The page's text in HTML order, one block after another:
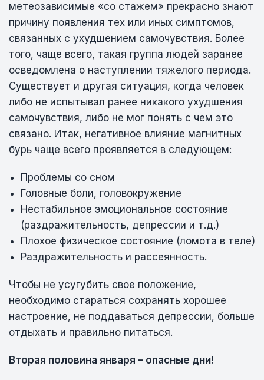
метеозависимые «со стажем» прекрасно знают
причину появления тех или иных симптомов,
связанных с ухудшением самочувствия. Более
того, чаще всего, такая группа людей заранее
осведомлена о наступлении тяжелого периода.
Существует и другая ситуация, когда человек
либо не испытывал ранее никакого ухудшения
самочувствия, либо не мог понять с чем это
связано. Итак, негативное влияние магнитных
бурь чаще всего проявляется в следующем:
Проблемы со сном
Головные боли, головокружение
Нестабильное эмоциональное состояние
(раздражительность, депрессии и т.д.)
Плохое физическое состояние (ломота в теле)
Раздражительность и рассеянность.
Чтобы не усугубить свое положение,
необходимо стараться сохранять хорошее
настроение, не поддаваться депрессии, больше
отдыхать и правильно питаться.
Вторая половина января – опасные дни!